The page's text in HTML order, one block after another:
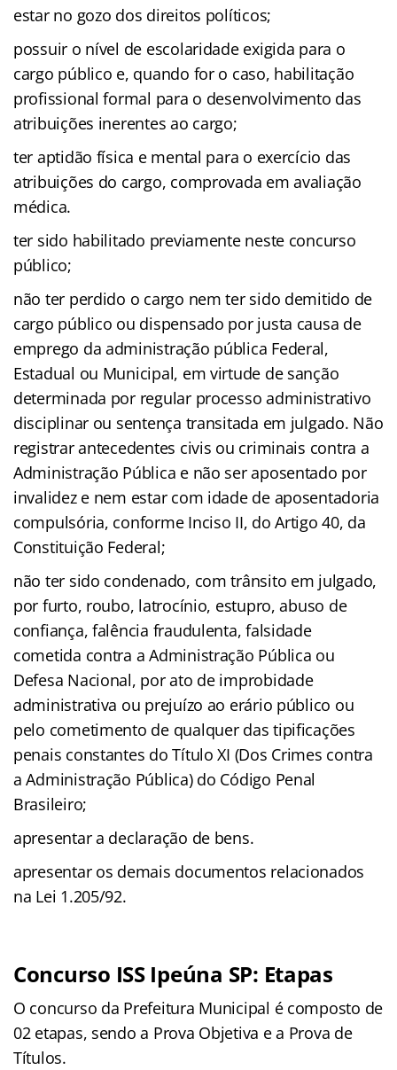
estar no gozo dos direitos políticos;
possuir o nível de escolaridade exigida para o
cargo público e, quando for o caso, habilitação
profissional formal para o desenvolvimento das
atribuições inerentes ao cargo;
ter aptidão física e mental para o exercício das
atribuições do cargo, comprovada em avaliação
médica.
ter sido habilitado previamente neste concurso
público;
não ter perdido o cargo nem ter sido demitido de
cargo público ou dispensado por justa causa de
emprego da administração pública Federal,
Estadual ou Municipal, em virtude de sanção
determinada por regular processo administrativo
disciplinar ou sentença transitada em julgado. Não
registrar antecedentes civis ou criminais contra a
Administração Pública e não ser aposentado por
invalidez e nem estar com idade de aposentadoria
compulsória, conforme Inciso II, do Artigo 40, da
Constituição Federal;
não ter sido condenado, com trânsito em julgado,
por furto, roubo, latrocínio, estupro, abuso de
confiança, falência fraudulenta, falsidade
cometida contra a Administração Pública ou
Defesa Nacional, por ato de improbidade
administrativa ou prejuízo ao erário público ou
pelo cometimento de qualquer das tipificações
penais constantes do Título XI (Dos Crimes contra
a Administração Pública) do Código Penal
Brasileiro;
apresentar a declaração de bens.
apresentar os demais documentos relacionados
na Lei 1.205/92.
Concurso ISS Ipeúna SP: Etapas
O concurso da Prefeitura Municipal é composto de
02 etapas, sendo a Prova Objetiva e a Prova de
Títulos.